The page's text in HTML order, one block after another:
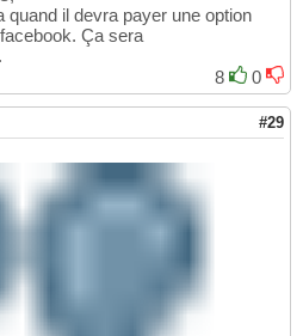
quand il devra payer une option
Ça sera
8
0
#29